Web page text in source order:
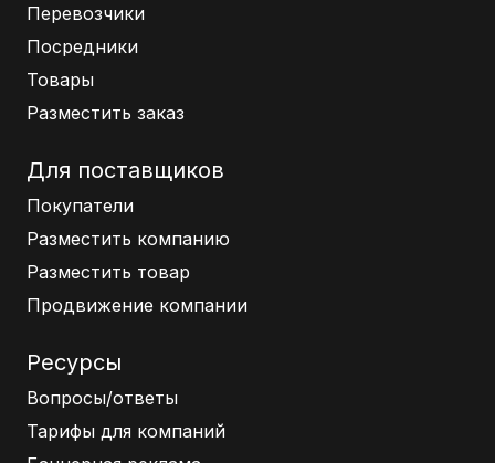
Перевозчики
Посредники
Товары
Разместить заказ
Для поставщиков
Покупатели
Разместить компанию
Разместить товар
Продвижение компании
Ресурсы
Вопросы/ответы
Тарифы для компаний